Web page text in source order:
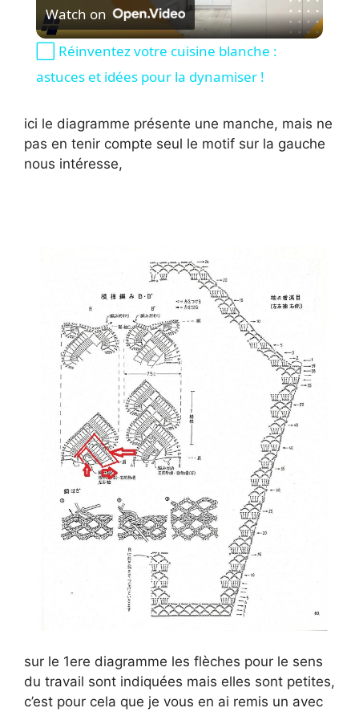
l
a
y
d
e
o
Watch on
⬜️ Réinventez votre cuisine blanche :
astuces et idées pour la dynamiser !
ici le diagramme présente une manche, mais ne
pas en tenir compte seul le motif sur la gauche
nous intéresse,
sur le 1ere diagramme les flèches pour le sens
du travail sont indiquées mais elles sont petites,
c’est pour cela que je vous en ai remis un avec